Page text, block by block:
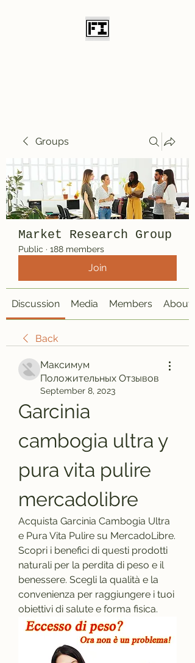
Groups
Market Research Group
Public · 188 members
Join
Discussion Media Members About
Back
Максимум
Положительных Отзывов
September 8, 2023
Garcinia
cambogia ultra y
pura vita pulire
mercadolibre
Acquista Garcinia Cambogia Ultra
e Pura Vita Pulire su MercadoLibre.
Scopri i benefici di questi prodotti
naturali per la perdita di peso e il
benessere. Scegli la qualità e la
convenienza per raggiungere i tuoi
obiettivi di salute e forma fisica.